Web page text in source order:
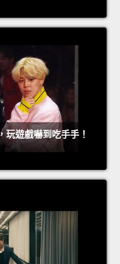
玩遊戲嚇到吃手手！